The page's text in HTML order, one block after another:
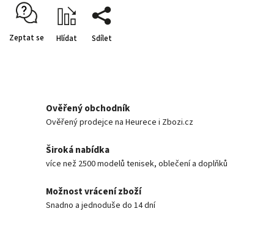
Zeptat se Hlídat Sdílet
Ověřený obchodník
Ověřený prodejce na Heurece i Zbozi.cz
Široká nabídka
více než 2500 modelů tenisek, oblečení a doplňků
Možnost vrácení zboží
Snadno a jednoduše do 14 dní